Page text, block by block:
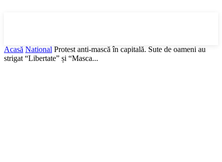
Acasă National Protest anti-mască în capitală. Sute de oameni au
strigat “Libertate” și “Masca...